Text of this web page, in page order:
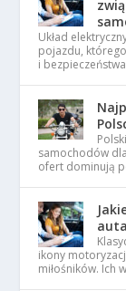
Układ
pojazdu,
i
samochodów
ofert dominują
ikony
miłośników. Ich